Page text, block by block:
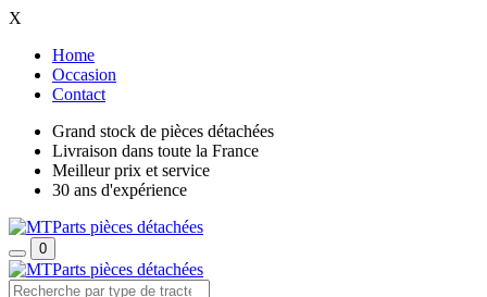
X
Home
Occasion
Contact
Grand stock de pièces détachées
Livraison dans toute la France
Meilleur prix et service
30 ans d'expérience
0
Recherche